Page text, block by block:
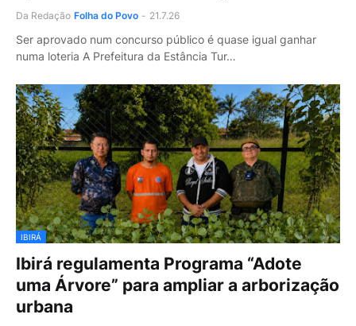
Da Redação Folha do Povo - 21.7.26
Ser aprovado num concurso público é quase igual ganhar
numa loteria A Prefeitura da Estância Tur…
IBIRÁ
Ibirá regulamenta Programa “Adote
uma Árvore” para ampliar a arborização
urbana